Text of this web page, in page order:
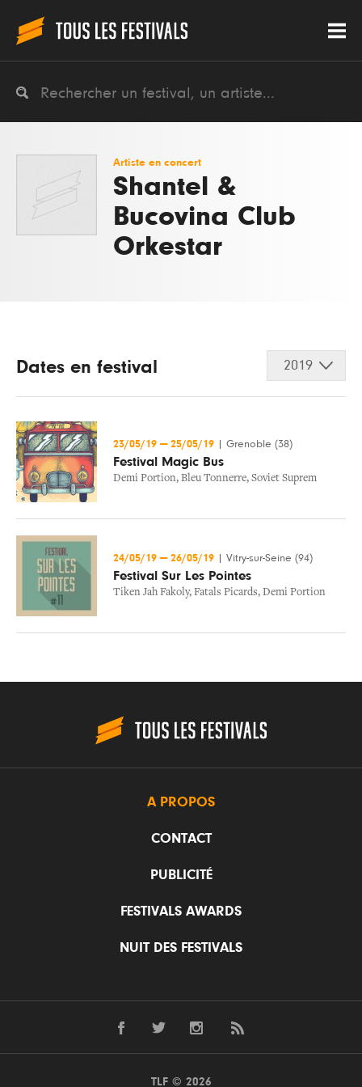
Artiste en concert
Shantel &
Bucovina Club
Orkestar
Dates en festival 2019
23/05/19 — 25/05/19 Grenoble (38)
Festival Magic Bus
Demi Portion, Bleu Tonnerre, Soviet Suprem
24/05/19 — 26/05/19 Vitry-sur-Seine (94)
Festival Sur Les Pointes
Tiken Jah Fakoly, Fatals Picards, Demi Portion
A PROPOS
CONTACT
PUBLICITÉ
FESTIVALS AWARDS
NUIT DES FESTIVALS
TLF © 2026